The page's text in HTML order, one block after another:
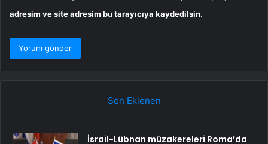
adresim ve site adresim bu tarayıcıya kaydedilsin.
Son Eklenen
İsrail-Lübnan müzakereleri Roma’da